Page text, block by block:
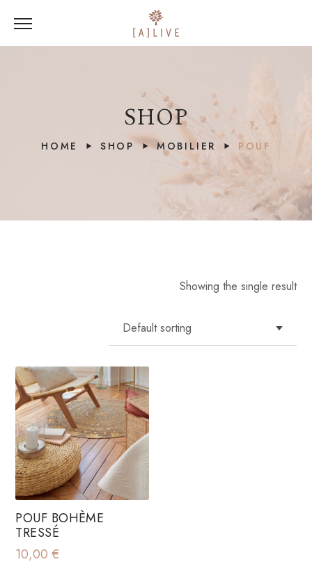
SHOP
HOME SHOP MOBILIER POUF
Showing the single result
POUF BOHÈME
TRESSÉ
10,00€